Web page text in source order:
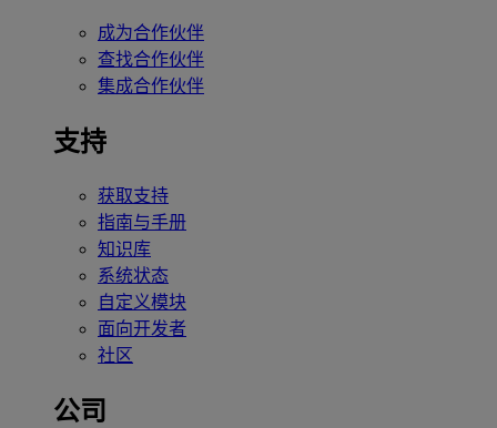
成为合作伙伴
查找合作伙伴
集成合作伙伴
支持
获取支持
指南与手册
知识库
系统状态
自定义模块
面向开发者
社区
公司